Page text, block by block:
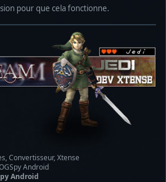
pour que cela fonctionne.
Convertisseur, Xtense
Android
Android